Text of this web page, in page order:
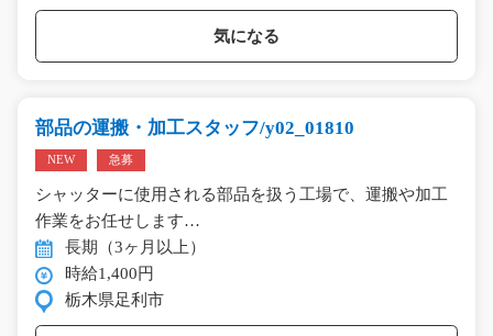
気になる
部品の運搬・加工スタッフ/y02_01810
NEW 急募
シャッターに使用される部品を扱う工場で、運搬や加工
作業をお任せします…
長期（3ヶ月以上）
時給1,400円
栃木県足利市